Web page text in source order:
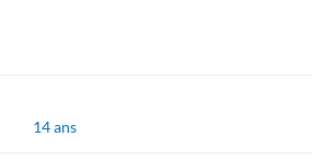
14 ans